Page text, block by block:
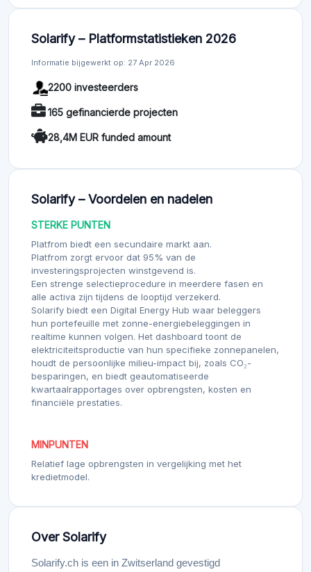
Solarify – Platformstatistieken 2026
Informatie bijgewerkt op: 27 Apr 2026
2200 investeerders
165 gefinancierde projecten
28,4M EUR funded amount
Solarify – Voordelen en nadelen
STERKE PUNTEN
Platfrom biedt een secundaire markt aan.
Platfrom zorgt ervoor dat 95% van de
investeringsprojecten winstgevend is.
Een strenge selectieprocedure in meerdere fasen en
alle activa zijn tijdens de looptijd verzekerd.
Solarify biedt een Digital Energy Hub waar beleggers
hun portefeuille met zonne-energiebeleggingen in
realtime kunnen volgen. Het dashboard toont de
elektriciteitsproductie van hun specifieke zonnepanelen,
houdt de persoonlijke milieu-impact bij, zoals CO₂-
besparingen, en biedt geautomatiseerde
kwartaalrapportages over opbrengsten, kosten en
financiële prestaties.
MINPUNTEN
Relatief lage opbrengsten in vergelijking met het
kredietmodel.
Over Solarify
Solarify.ch is een in Zwitserland gevestigd